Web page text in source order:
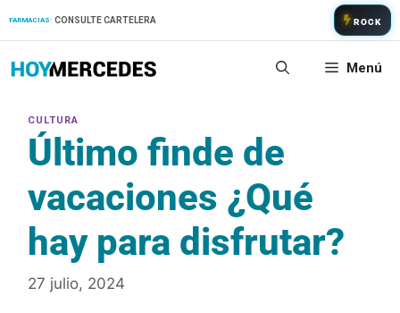
FARMACIAS: CONSULTE CARTELERA ROCK
Menú
Último finde de
vacaciones ¿Qué
hay para disfrutar?
27 julio, 2024